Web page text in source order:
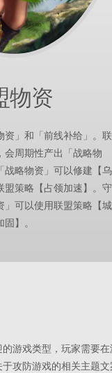
物资
资」和「前线补给」。联
会周期性产出「战略物
战略物资」可以修建【乌
盟策略【占领加速】。守
」可以使用联盟策略【城
固】。
游戏类型，玩家需要
攻防游戏的相关主题文